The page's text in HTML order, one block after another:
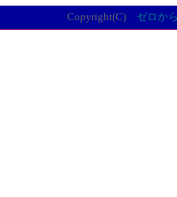
Copyright(C) ゼロか